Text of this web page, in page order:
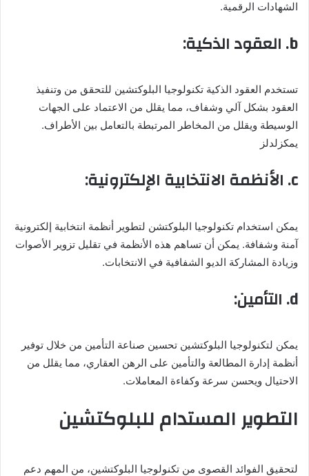
الشهادات الرقمية.
b. العقود الذكية:
تستخدم العقود الذكية تكنولوجيا البلوكتشين للتحقق من وتنفيذ
العقود بشكل آلي وشفاف، مما يقلل من الاعتماد على الجهات
الوسيطة ويقلل من المخاطر المرتبطة بالتعامل بين الأطراف.
يمكزلدلز
c. الأنظمة الانتخابية الإلكترونية:
يمكن استخدام تكنولوجيا البلوكتشن لتطوير أنظمة انتخابية إلكترونية
آمنة وشفافة. يمكن أن تساهم هذه الأنظمة في تقليل تزوير الأصوات
وزيادة المشاركة الديو الشفافية في الانتخابات.
d. التأمين:
يمكن لتكنولوجيا البلوكتشين تحسين صناعة التأمين من خلال توفير
أنظمة إدارة المطالعة والتأمين على الرهن العقاري، مما يقلل من
الاحتيال ويحسن سرعة وكفاءة المعاملات.
التطوير المستدام للبلوكتشين
لتحقيق الفوائد القصوى من تكنولوجيا البلوكتشين، من المهم دعم